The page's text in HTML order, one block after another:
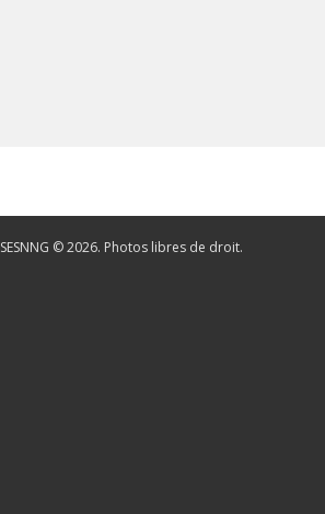
SESNNG © 2026. Photos libres de droit.